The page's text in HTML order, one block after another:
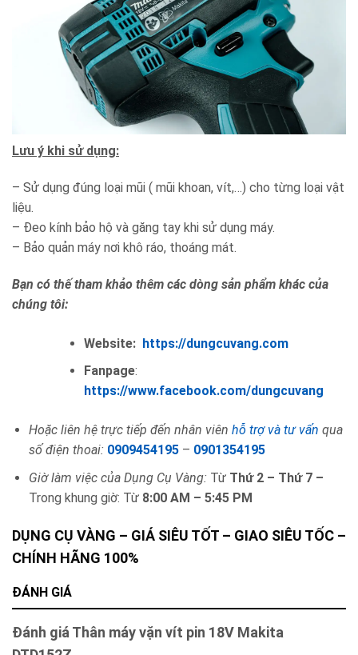
Lưu ý khi sử dụng:
– Sử dụng đúng loại mũi ( mũi khoan, vít,…) cho từng loại vật
liệu.
– Đeo kính bảo hộ và găng tay khi sử dụng máy.
– Bảo quản máy nơi khô ráo, thoáng mát.
Bạn có thế tham khảo thêm các dòng sản phẩm khác của
chúng tôi:
Website: https://dungcuvang.com
Fanpage:
https://www.facebook.com/dungcuvang
Hoặc liên hệ trực tiếp đến nhân viên hỗ trợ và tư vấn qua
số điện thoai: 0909454195– 0901354195
Giờ làm việc của Dụng Cụ Vàng: Từ Thứ 2 – Thứ 7 –
Trong khung giờ: Từ 8:00 AM – 5:45 PM
DỤNG CỤ VÀNG – GIÁ SIÊU TỐT – GIAO SIÊU TỐC –
CHÍNH HÃNG 100%
ĐÁNH GIÁ
Đánh giá Thân máy vặn vít pin 18V Makita